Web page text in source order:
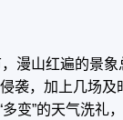
漫山红遍的景
袭，加上几场
变”的天气洗礼